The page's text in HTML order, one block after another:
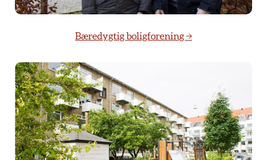
Bæredygtig boligforening →